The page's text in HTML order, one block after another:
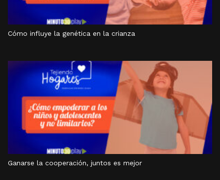
Cómo influye la genética en la crianza
Ganarse la cooperación, juntos es mejor